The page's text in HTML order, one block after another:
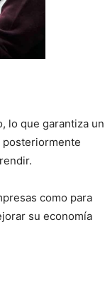
lo que garantiza un
posteriormente
como para
su economía